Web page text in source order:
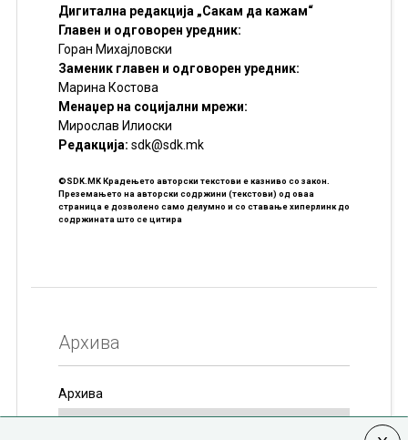
Дигитална редакција „Сакам да кажам“
Главен и одговорен уредник:
Горан Михајловски
Заменик главен и одговорен уредник:
Марина Костова
Менаџер на социјални мрежи:
Мирослав Илиоски
Редакцијa: sdk@sdk.mk
©SDK.MK Крадењето авторски текстови е казниво со закон.
Преземањето на авторски содржини (текстови) од оваа
страница е дозволено само делумно и со ставање хиперлинк до
содржината што се цитира
Архива
Архива